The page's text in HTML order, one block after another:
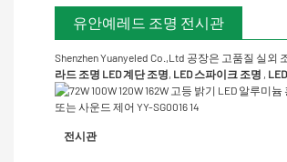
유안예레드 조명 전시관
Shenzhen Yuanyeled Co.,Ltd 공장은 고품질 실외
라드 조명 LED 계단 조명 LED 스파이크 조명
전시관